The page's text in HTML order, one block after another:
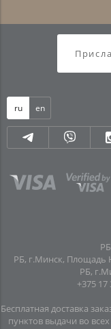
ru en
РБ, г.Минск, Площадь
РБ,
+375 17
Бесплатная доставка
пунктов выдачи во